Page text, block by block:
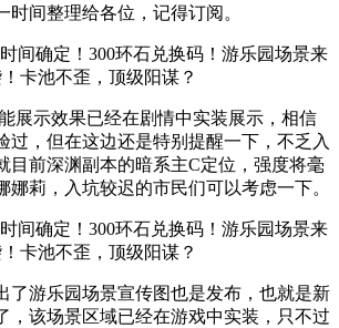
时间整理给各位，记得订阅。
展示效果已经在剧情中实装展示，相信
过，但在这边还是特别提醒一下，不乏入
目前深渊副本的暗系主C定位，强度将毫
娜莉，入坑较迟的市民们可以考虑一下。
了游乐园场景宣传图也是发布，也就是新
，该场景区域已经在游戏中实装，只不过